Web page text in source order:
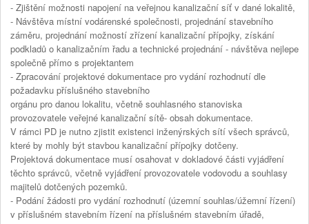
- Zjištění možnosti napojení na veřejnou kanalizační síť v dané lokalitě,
- Návštěva místní vodárenské společnosti, projednání stavebního
záměru, projednání možností zřízení kanalizační přípojky, získání
podkladů o kanalizačním řadu a technické projednání - návštěva nejlepe
společně přímo s projektantem
- Zpracování projektové dokumentace pro vydání rozhodnutí dle
požadavku příslušného stavebního
orgánu pro danou lokalitu, včetně souhlasného stanoviska
provozovatele veřejné kanalizační sítě- obsah dokumentace.
V rámci PD je nutno zjistit existenci inženýrských sítí všech správců,
které by mohly být stavbou kanalizační přípojky dotčeny.
Projektová dokumentace musí osahovat v dokladové části vyjádření
těchto správců, včetně vyjádření provozovatele vodovodu a souhlasy
majitelů dotčených pozemků.
- Podání žádosti pro vydání rozhodnutí (územní souhlas/úžemní řízení)
v příslušném stavebním řízení na příslušném stavebním úřadě,